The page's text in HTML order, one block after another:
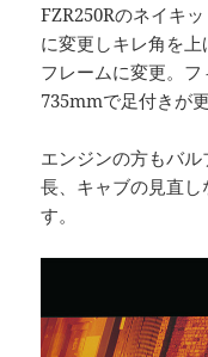
FZR250Rのネイキ
に変更しキレ角を
フレームに変更。
735mmで足付きが
エンジンの方もバ
長、キャブの見直
す。